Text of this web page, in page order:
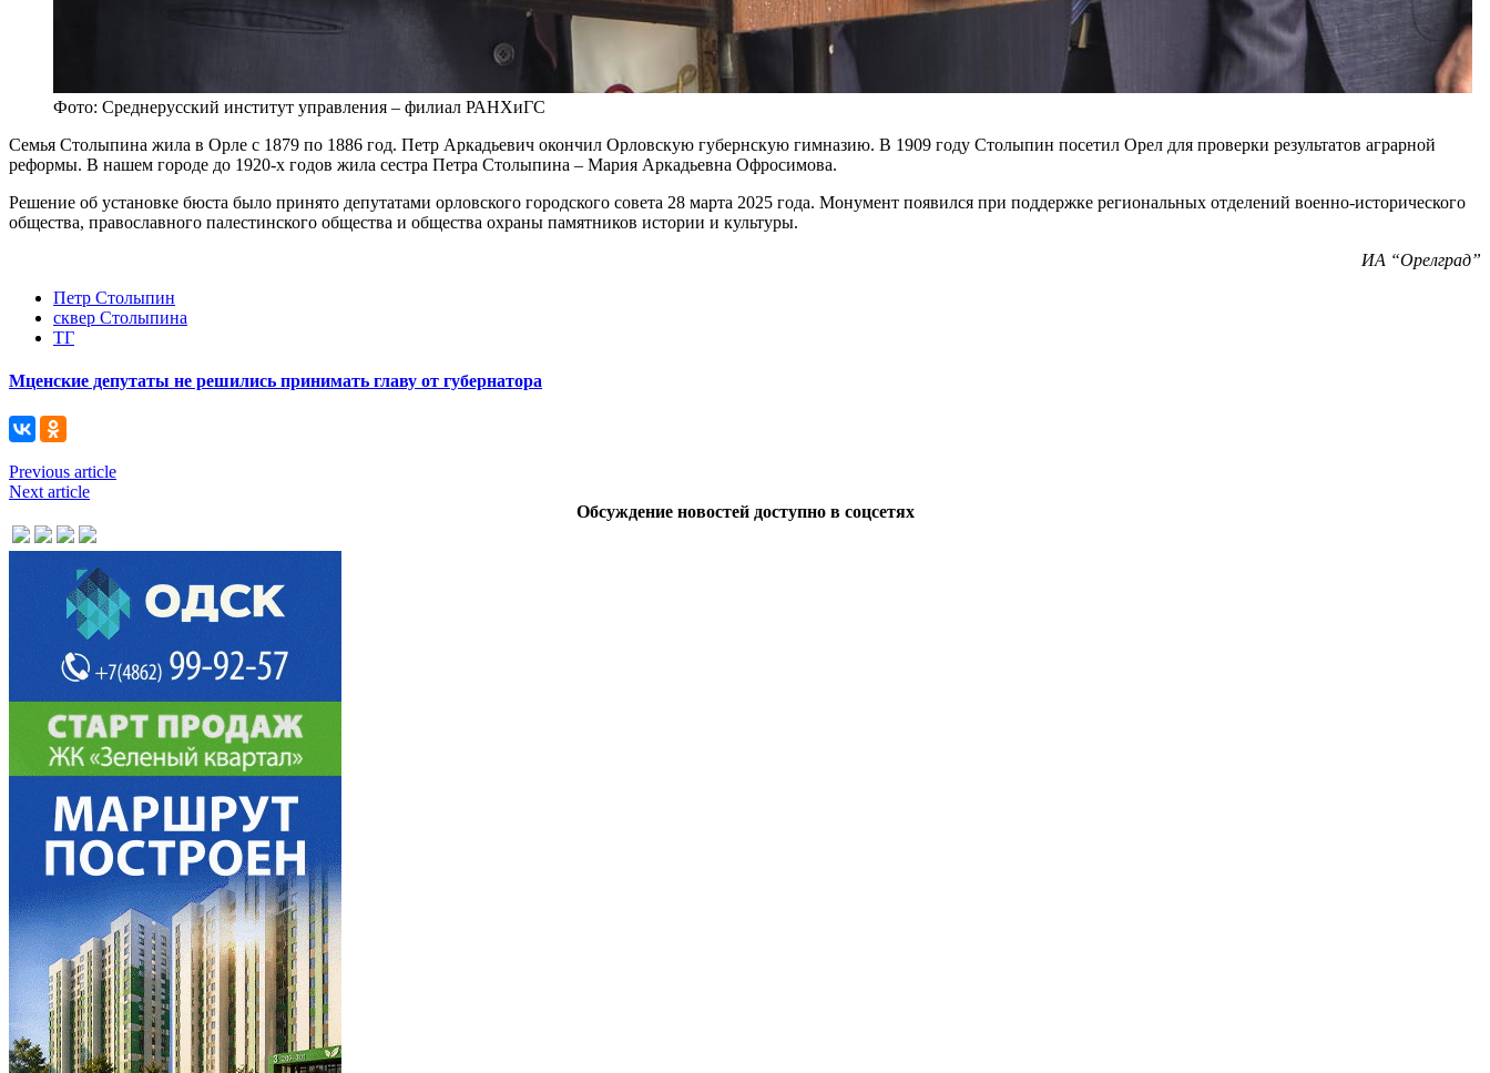
Фото: Среднерусский институт управления – филиал РАНХиГС
Семья Столыпина жила в Орле с 1879 по 1886 год. Петр Аркадьевич окончил Орловскую губернскую гимназию. В 1909 году Столыпин посетил Орел для проверки результатов аграрной
реформы. В нашем городе до 1920-х годов жила сестра Петра Столыпина – Мария Аркадьевна Офросимова.
Решение об установке бюста было принято депутатами орловского городского совета 28 марта 2025 года. Монумент появился при поддержке региональных отделений военно-исторического
общества, православного палестинского общества и общества охраны памятников истории и культуры.
ИА “Орелград”
Петр Столыпин
сквер Столыпина
ТГ
Мценские депутаты не решились принимать главу от губернатора
Previous article
Next article
Обсуждение новостей доступно в соцсетях